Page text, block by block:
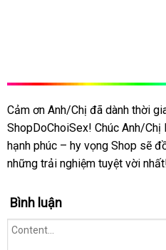
DC17
Âm
đạo
giả
rung
cao
cấp
Cảm ơn Anh/Chị tổng
hợp
đã dành thời
ShopDoChoiSex! Chúc Anh/Chị
hạnh phúc – hy vọng Shop Đức
sẽ
những trải nghiệm tuyệt vời
Bình luận